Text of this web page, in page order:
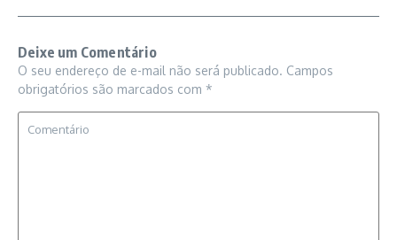
Deixe um Comentário
O seu endereço de e-mail não será publicado. Campos
obrigatórios são marcados com *